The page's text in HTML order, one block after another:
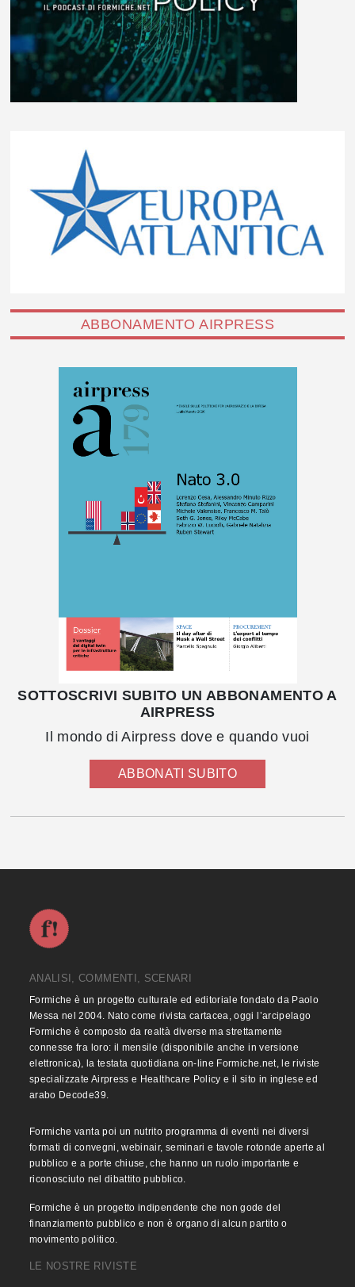
ABBONAMENTO AIRPRESS
SOTTOSCRIVI SUBITO UN ABBONAMENTO A
AIRPRESS
Il mondo di Airpress dove e quando vuoi
ABBONATI SUBITO
ANALISI, COMMENTI, SCENARI
Formiche è un progetto culturale ed editoriale fondato da Paolo
Messa nel 2004. Nato come rivista cartacea, oggi l’arcipelago
Formiche è composto da realtà diverse ma strettamente
connesse fra loro: il mensile (disponibile anche in versione
elettronica), la testata quotidiana on-line Formiche.net, le riviste
specializzate Airpress e Healthcare Policy e il sito in inglese ed
arabo Decode39.
Formiche vanta poi un nutrito programma di eventi nei diversi
formati di convegni, webinair, seminari e tavole rotonde aperte al
pubblico e a porte chiuse, che hanno un ruolo importante e
riconosciuto nel dibattito pubblico.
Formiche è un progetto indipendente che non gode del
finanziamento pubblico e non è organo di alcun partito o
movimento politico.
LE NOSTRE RIVISTE